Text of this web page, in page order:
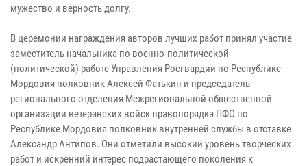
мужество и верность долгу.
В церемонии награждения авторов лучших работ принял участие
заместитель начальника по военно-политической
(политической) работе Управления Росгвардии по Республике
Мордовия полковник Алексей Фатькин и председатель
регионального отделения Межрегиональной общественной
организации ветеранских войск правопорядка ПФО по
Республике Мордовия полковник внутренней службы в отставке
Александр Антипов. Они отметили высокий уровень творческих
работ и искренний интерес подрастающего поколения к